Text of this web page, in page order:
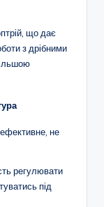
що дає
з дрібними
не
регулювати
під